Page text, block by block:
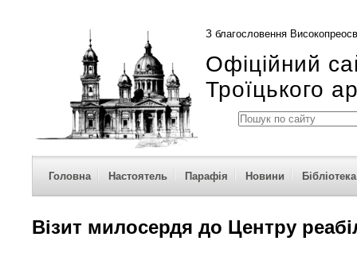
З благословення
Офіційний
Троїцького
Головна Настоятель Парафія Новини Бібліотека
Візит милосердя до Центру